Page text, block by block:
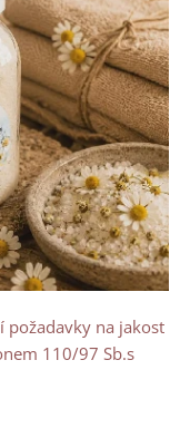
na jakost
110/97 Sb.s